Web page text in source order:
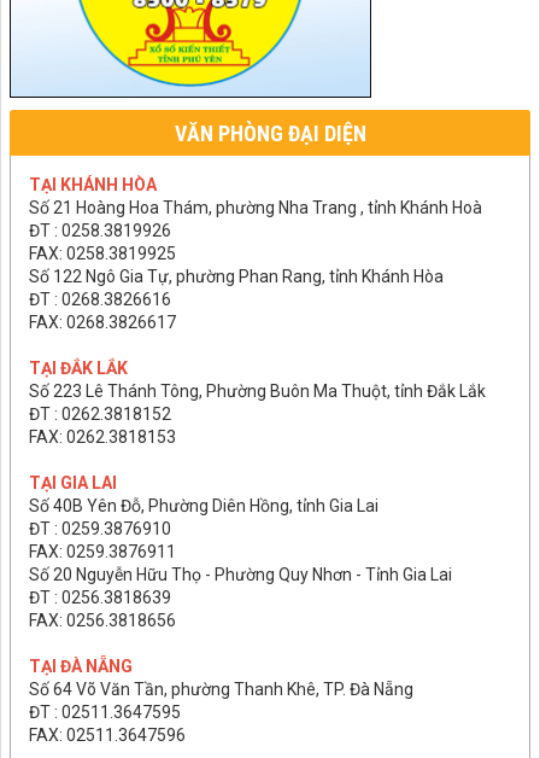
VĂN PHÒNG ĐẠI DIỆN
TẠI KHÁNH HÒA
Số 21 Hoàng Hoa Thám, phường Nha Trang , tỉnh Khánh Hoà
ĐT : 0258.3819926
FAX: 0258.3819925
Số 122 Ngô Gia Tự, phường Phan Rang, tỉnh Khánh Hòa
ĐT : 0268.3826616
FAX: 0268.3826617
TẠI ĐẮK LẮK
Số 223 Lê Thánh Tông, Phường Buôn Ma Thuột, tỉnh Đắk Lắk
ĐT : 0262.3818152
FAX: 0262.3818153
TẠI GIA LAI
Số 40B Yên Đỗ, Phường Diên Hồng, tỉnh Gia Lai
ĐT : 0259.3876910
FAX: 0259.3876911
Số 20 Nguyễn Hữu Thọ - Phường Quy Nhơn - Tỉnh Gia Lai
ĐT : 0256.3818639
FAX: 0256.3818656
TẠI ĐÀ NẴNG
Số 64 Võ Văn Tần, phường Thanh Khê, TP. Đà Nẵng
ĐT : 02511.3647595
FAX: 02511.3647596